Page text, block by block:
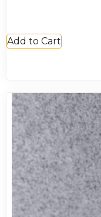
Add to Cart